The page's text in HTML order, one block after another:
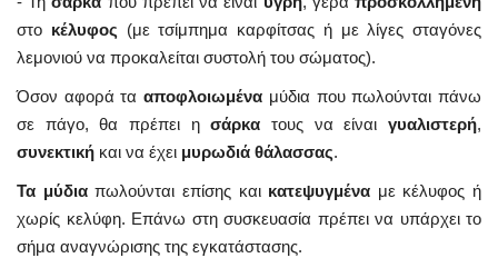
στο κέλυφος (με τσίμπημα καρφίτσας ή με λίγες σταγόνες
λεμονιού να προκαλείται συστολή του σώματος).
Όσον αφορά τααποφλοιωμένα μύδια που πωλούνται πάνω
σε πάγο, θα πρέπει ησάρκατους να είναιγυαλιστερή,
συνεκτική και να έχει μυρωδιά θάλασσας.
Τα μύδιαπωλούνται επίσης και κατεψυγμένα με κέλυφος ή
χωρίς κελύφη. Επάνω στη συσκευασία πρέπει να υπάρχει το
σήμα αναγνώρισης της εγκατάστασης.